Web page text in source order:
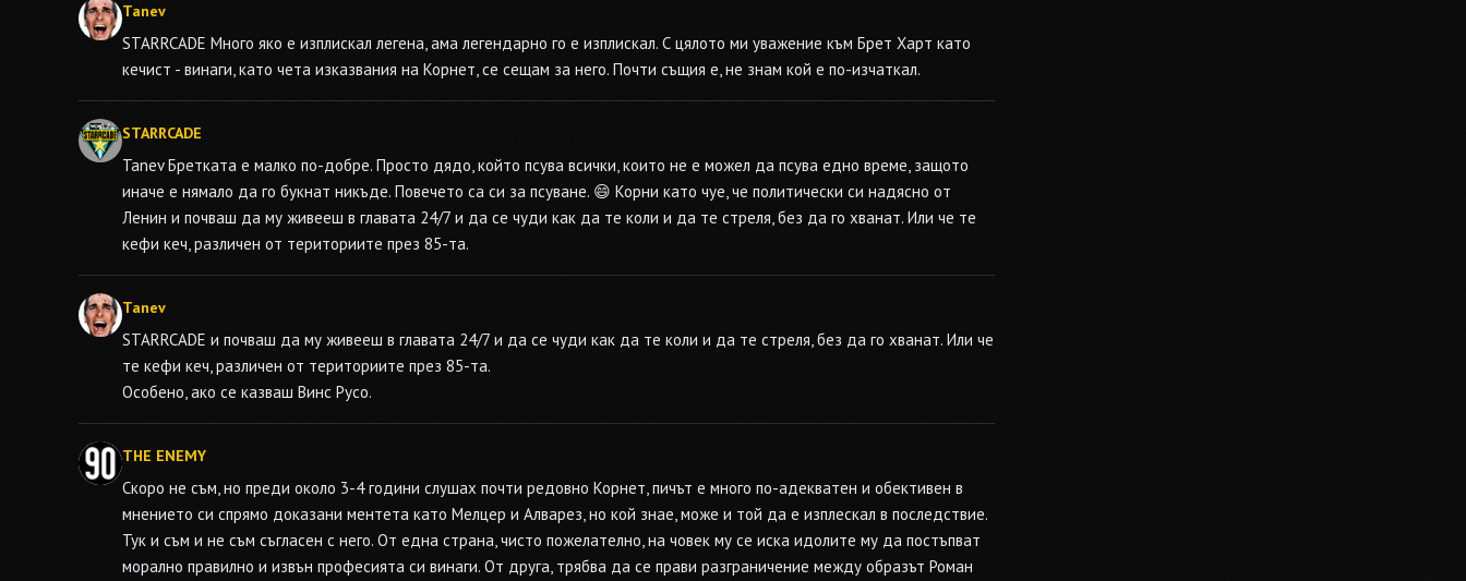
Tanev
STARRCADE Много яко е изплискал легена, ама легендарно го е изплискал. С цялото ми уважение към Брет Харт като
кечист - винаги, като чета изказвания на Корнет, се сещам за него. Почти същия е, не знам кой е по-изчаткал.
STARRCADE
TanevБретката е малко по-добре. Просто дядо, който псува всички, които не е можел да псува едно време, защото
иначе е нямало да го букнат никъде. Повечето са си за псуване. 😄 Корни като чуе, че политически си надясно от
Ленин и почваш да му живееш в главата 24/7 и да се чуди как да те коли и да те стреля, без да го хванат. Или че те
кефи кеч, различен от териториите през 85-та.
Tanev
STARRCADE и почваш да му живееш в главата 24/7 и да се чуди как да те коли и да те стреля, без да го хванат. Или че
те кефи кеч, различен от териториите през 85-та.
Особено, ако се казваш Винс Русо.
THE ENEMY
Скоро не съм, но преди около 3-4 години слушах почти редовно Корнет, пичът е много по-адекватен и обективен в
мнението си спрямо доказани ментета като Мелцер и Алварез, но кой знае, може и той да е изплескал в последствие.
Тук и съм и не съм съгласен с него. От една страна, чисто пожелателно, на човек му се иска идолите му да постъпват
морално правилно и извън професията си винаги. От друга, трябва да се прави разграничение между образът Роман